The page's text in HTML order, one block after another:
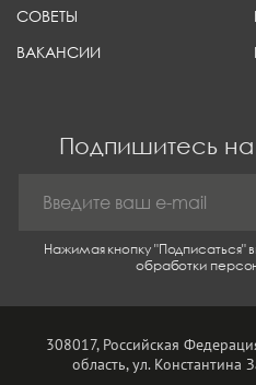
СОВЕТЫ
ВАКАНСИИ
Подпишитесь
Нажимая кнопку "Подписаться"
обработки
308017, Российская
область, ул. Константина